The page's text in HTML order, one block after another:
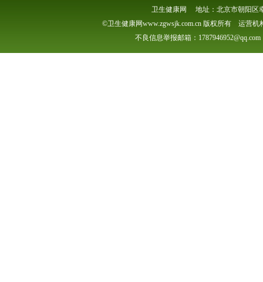
卫生健康网 地址：北京市朝阳区
©卫生健康网www.zgwsjk.com.cn 版权所有 运营
不良信息举报邮箱：